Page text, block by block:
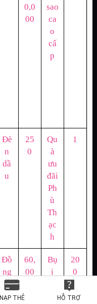
0,0
00
sao
ca
o
cấ
p
Đè
n
dầ
u
25
0
Qu
à
ưu
đãi
Ph
ù
Th
ạc
h
1
Đồ
ng
60,
00
Bụ
i
20
0
NẠP THẺ HỖ TRỢ